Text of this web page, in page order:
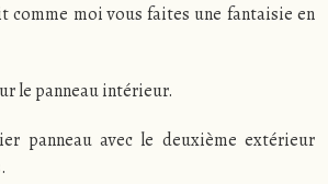
comme moi vous faites une fantaisie en
le panneau intérieur.
panneau avec le deuxième extérieur